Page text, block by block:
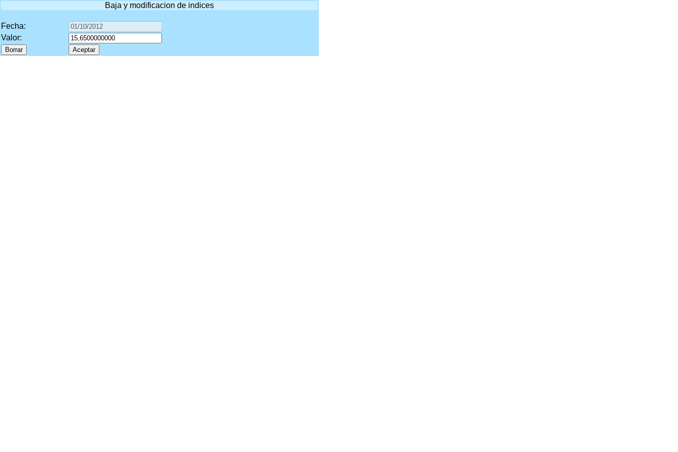
Baja y modificacion de indices
Fecha:
Valor: